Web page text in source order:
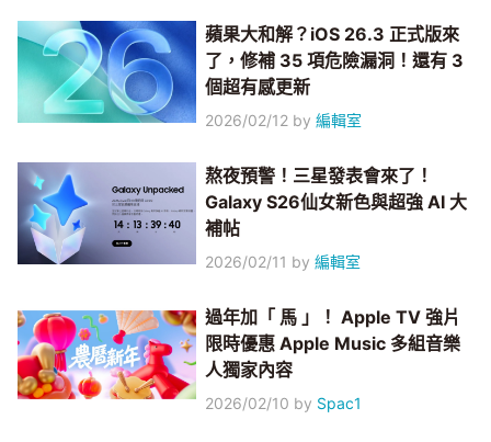
蘋果大和解？iOS 26.3 正式版來
了，修補 35 項危險漏洞！還有 3
個超有感更新
2026/02/12 by編輯室
熬夜預警！三星發表會來了！
Galaxy S26仙女新色與超強 AI 大
補帖
2026/02/11 by編輯室
過年加「 馬 」！ Apple TV 強片
限時優惠 Apple Music 多組音樂
人獨家內容
2026/02/10 by Spac1